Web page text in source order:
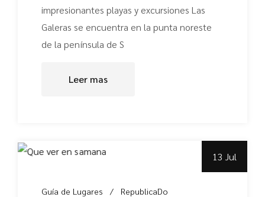
impresionantes playas y excursiones Las
Galeras se encuentra en la punta noreste
de la península de S
Leer mas
13 Jul
Guía de Lugares RepublicaDo